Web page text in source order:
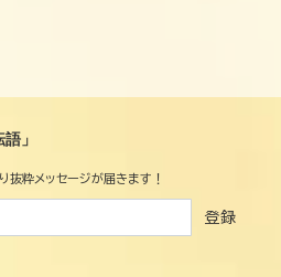
」
抜粋メッセージが届きます！
登録